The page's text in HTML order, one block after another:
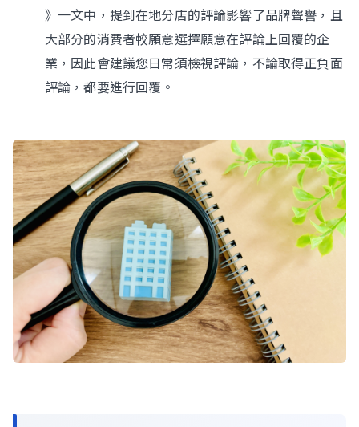
》一文中，提到在地分店的評論影響了品牌聲譽，且
大部分的消費者較願意選擇願意在評論上回覆的企
業，因此會建議您日常須檢視評論，不論取得正負面
評論，都要進行回覆。